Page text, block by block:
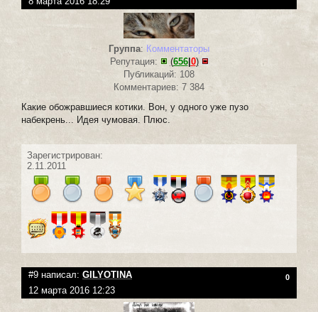
Группа: Комментаторы
Репутация:
(656| 0)
Публикаций: 108
Комментариев: 7 384
Какие обожравшиеся котики. Вон, у одного уже пузо
набекрень... Идея чумовая. Плюс.
Зарегистрирован:
2.11.2011
#9 написал: GILYOTINA 0
12 марта 2016 12:23